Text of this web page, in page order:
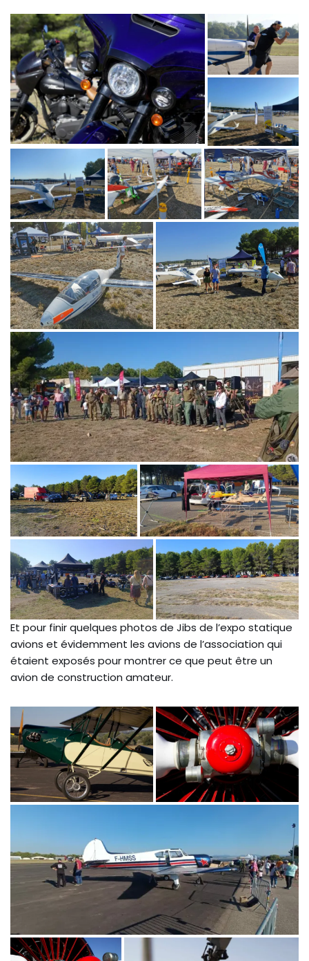
Et pour finir quelques photos de Jibs de l’expo statique
avions et évidemment les avions de l’association qui
étaient exposés pour montrer ce que peut être un
avion de construction amateur.